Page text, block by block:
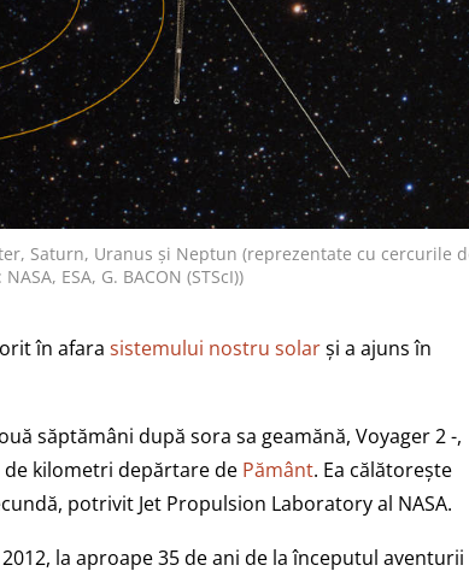
Saturn, Uranus și Neptun (reprezentate cu cercurile
ESA, G. BACON (STScI))
în afara sistemului nostru solarși a ajuns în
săptămâni după sora sa geamănă, Voyager 2 -,
kilometri depărtare de Pământ. Ea călătorește
potrivit Jet Propulsion Laboratory al NASA.
la aproape 35 de ani de la începutul aventurii